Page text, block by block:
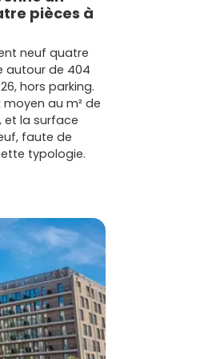
pièces à
neuf quatre
autour de 404
hors parking.
au m² de
et la surface
faute de
typologie.